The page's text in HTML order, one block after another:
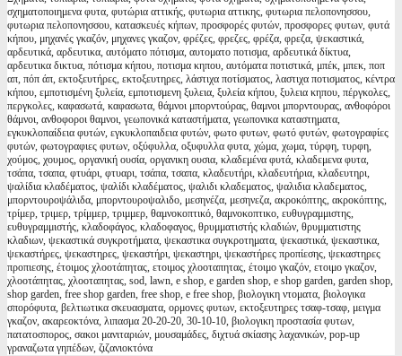
σχηματοποιημενα φυτα, φυτώρια αττικής, φυτωρια αττικης, φυτωρια πελοπονησσου,
φυτωρια πελοπονησσου, κατασκευές κήπων, προσφορές φυτών, προσφορες φυτων, φυτά
κήπου, μηχανές γκαζόν, μηχανες γκαζον, φρέζες, φρεζες, φρέζα, φρεζα, ψεκαστικά,
αρδευτικά, αρδευτικα, αυτόματο πότισμα, αυτοματο ποτισμα, αρδευτικά δίκτυα,
αρδευτικα δικτυα, πότισμα κήπου, ποτισμα κηπου, αυτόματα ποτιστικά, μπέκ, μπεκ, ποπ
απ, πόπ άπ, εκτοξευτήρες, εκτοξευτηρες, λάστιχα ποτίσματος, λαστιχα ποτισματος, κέντρα
κήπου, εμποτισμένη ξυλεία, εμποτισμενη ξυλεια, ξυλεία κήπου, ξυλεια κηπου, πέργκολες,
περγκολες, καφασωτά, καφασωτα, θάμνοι μπορντούρας, θαμνοι μπορντουρας, ανθοφόροι
θάμνοι, ανθοφοροι θαμνοι, γεωπονικά καταστήματα, γεωπονικα καταστηματα,
εγκυκλοπαίδεια φυτών, εγκυκλοπαιδεια φυτών, φωτο φυτων, φωτό φυτών, φωτογραφίες
φυτών, φωτογραφιες φυτων, οξύφυλλα, οξυφυλλα φυτα, χώμα, χωμα, τύρφη, τυρφη,
χούμος, χουμος, οργανική ουσία, οργανικη ουσια, κλαδεμένα φυτά, κλαδεμενα φυτα,
τσάπα, τσαπα, φτυάρι, φτυαρι, τσάπα, τσαπα, κλαδευτήρι, κλαδευτήρια, κλαδευτηρι,
ψαλίδια κλαδέματος, ψαλίδι κλαδέματος, ψαλιδι κλαδεματος, ψαλιδια κλαδεματος,
μπορντουροψάλιδα, μπορντουροψαλιδο, μεσηνέζα, μεσηνεζα, ακροκόπτης, ακροκόπτης,
τρίμερ, τριμερ, τρίμμερ, τριμμερ, θαμνοκοπτικό, θαμνοκοπτικο, ευθυγραμμιστης,
ευθυγραμμιστής, κλαδοφάγος, κλαδοφαγος, θρυμματιστής κλαδιών, θρυμματιστης
κλαδιων, ψεκαστικά συγκροτήματα, ψεκαστικα συγκροτηματα, ψεκαστικά, ψεκαστικα,
ψεκαστήρες, ψεκαστηρες, ψεκαστήρι, ψεκαστηρι, ψεκαστήρες προπίεσης, ψεκαστηρες
προπιεσης, έτοιμος χλοοτάπητας, ετοιμος χλοοταπητας, έτοιμο γκαζόν, ετοιμο γκαζον,
χλοοτάπητας, χλοοταπητας, sod, lawn, e shop, e garden shop, e shop garden, garden shop,
shop garden, free shop garden, free shop, e free shop, βιολογικη ντοματα, βιολογικα
σπορόφυτα, βελτιωτικα σκευασματα, ορμονες φυτων, εκτοξευτηρες τσαφ-τσαφ, μειγμα
γκαζον, ακαρεοκτόνα, λιπασμα 20-20-20, 30-10-10, βιολογικη προστασία φυτων,
πατατοσπορος, σακοι μανιταριών, μουσαμάδες, διχτυά σκίασης λαχανικών, pop-up
γραναζωτα γηπέδων, ζιζανιοκτόνα